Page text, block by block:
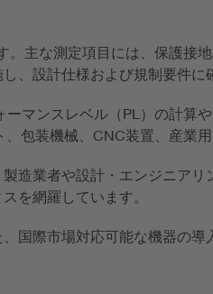
主な測定項目には、保護接
、設計仕様および規制要件に
マンスレベル（PL）の計算
包装機械、CNC装置、産業
造業者や設計・エンジニア
を網羅しています。
国際市場対応可能な機器の導